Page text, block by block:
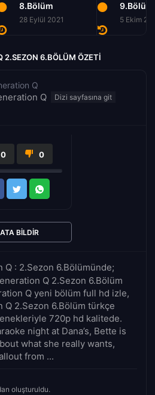
8.Bölüm
28 Eylül 2021
9.Bölüm
5 Ekim
2.SEZON 6.BÖLÜM ÖZETI
Q
Q
Q : 2.Sezon 6.Bölümünde;
Q 2.Sezon 6.Bölüm
Q yeni bölüm full hd izle,
Q 2.Sezon 6.Bölüm türkçe
720p hd kalitede.
night at Dana’s, Bette is
what she really wants,
from ...
oluşturuldu.
0 0
BILDIR